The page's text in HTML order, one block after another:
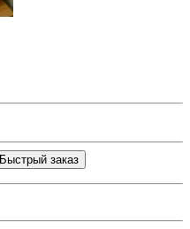
Быстрый заказ